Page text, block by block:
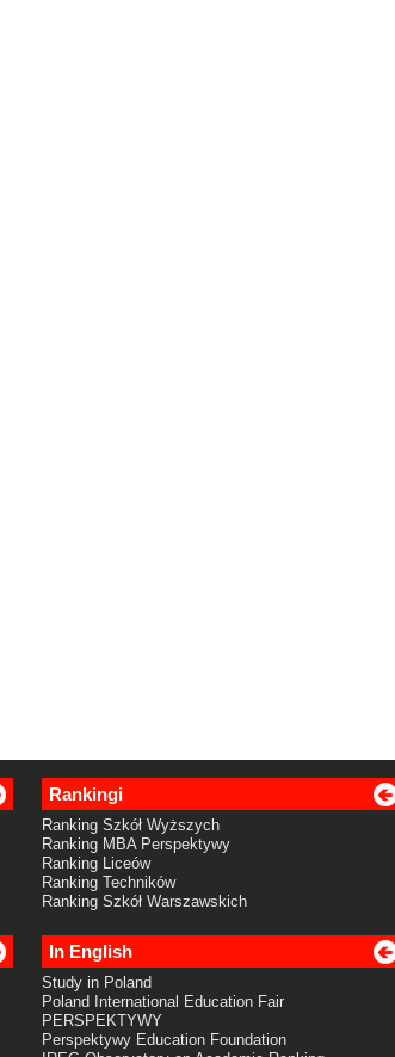
Rankingi
Ranking Szkół Wyższych
Ranking MBA Perspektywy
Ranking Liceów
Ranking Techników
Ranking Szkół Warszawskich
In English
Study in Poland
Poland International Education Fair
PERSPEKTYWY
Perspektywy Education Foundation